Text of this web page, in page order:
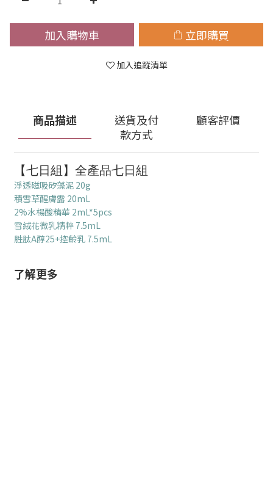
加入購物車 立即購買
加入追蹤清單
商品描述
送貨及付
款方式
顧客評價
【七日組】全產品七日組
淨透磁吸矽藻泥 20g
積雪草醒膚露 20mL
2%水楊酸精華 2mL*5pcs
雪絨花微乳精粹 7.5mL
胜肽A醇25+控齡乳 7.5mL
了解更多